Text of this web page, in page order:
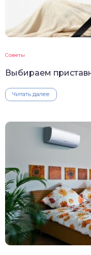
Советы
Выбираем
Читать далее